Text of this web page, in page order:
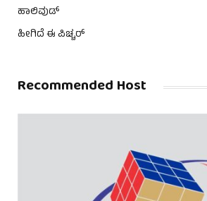
ಹಾಲಿವುಡ್
ಹೀಗಿದೆ ಈ ಪಿಚ್ಚರ್
Recommended Host